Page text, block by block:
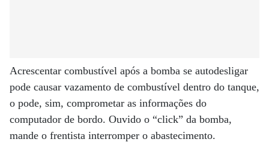
Acrescentar combustível após a bomba se autodesligar
pode causar vazamento de combustível dentro do tanque,
o pode, sim, comprometar as informações do
computador de bordo. Ouvido o “click” da bomba,
mande o frentista interromper o abastecimento.